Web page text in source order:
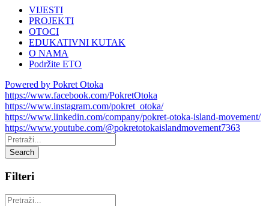
VIJESTI
PROJEKTI
OTOCI
EDUKATIVNI KUTAK
O NAMA
Podržite ETO
Powered by Pokret Otoka
https://www.facebook.com/PokretOtoka
https://www.instagram.com/pokret_otoka/
https://www.linkedin.com/company/pokret-otoka-island-movement/
https://www.youtube.com/@pokretotokaislandmovement7363
Pretraži:
Search
Filteri
Pretraži: